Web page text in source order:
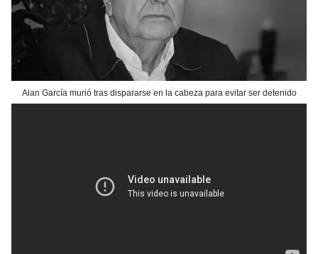
Alan García murió tras dispararse en la cabeza para evitar ser detenido